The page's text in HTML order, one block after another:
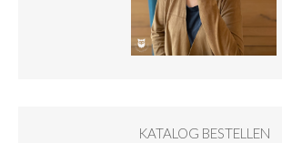
KATALOG BESTELLEN